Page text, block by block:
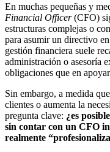
En muchas pequeñas y
Financial Officer(CFO)
estructuras complejas o
para asumir un directivo
gestión financiera suele
administración o asesoría
obligaciones que en
Sin embargo, a medida
clientes o aumenta la
pregunta clave: ¿es
sin contar con un CFO
realmente